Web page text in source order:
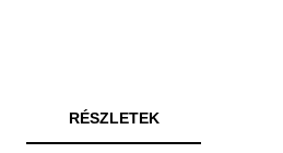
RÉSZLETEK